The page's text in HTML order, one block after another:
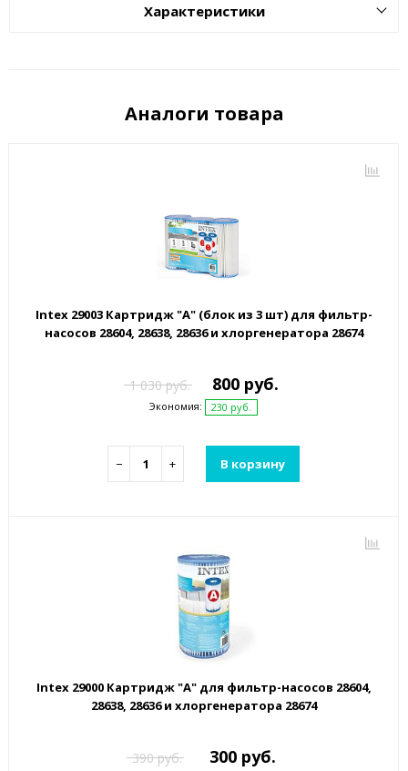
Характеристики
Аналоги товара
Intex 29003 Картридж "А" (блок из 3 шт) для фильтр-
насосов 28604, 28638, 28636 и хлоргенератора 28674
1 030 руб. 800 руб.
Экономия: 230 руб.
− + В корзину
Intex 29000 Картридж "А" для фильтр-насосов 28604,
28638, 28636 и хлоргенератора 28674
390 руб. 300 руб.